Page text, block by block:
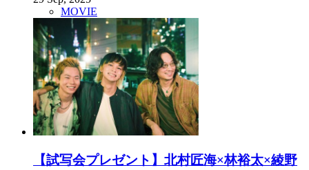
MOVIE
【試写会プレゼント】北村匠海×林裕太×綾野